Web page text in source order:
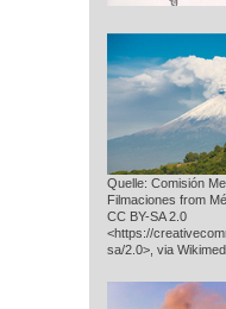
Quelle: Comisión
Filmaciones from
CC BY-SA 2.0
<https://
sa/2.0>, via